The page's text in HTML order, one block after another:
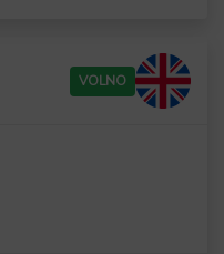
VOLNO